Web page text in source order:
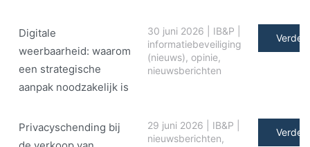
Digitale
weerbaarheid: waarom
een strategische
aanpak noodzakelijk is
30 juni 2026 IB&P
informatiebeveiliging
(nieuws), opinie,
nieuwsberichten
Verder
Privacyschending bij
29 juni 2026 IB&P
nieuwsberichten,
Verder